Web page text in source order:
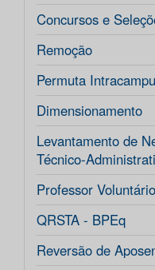
Concursos e
Remoção
Permuta
Dimensionamento
Levantamento de
Técnico-
Professor Voluntário
QRSTA - BPEq
Reversão de